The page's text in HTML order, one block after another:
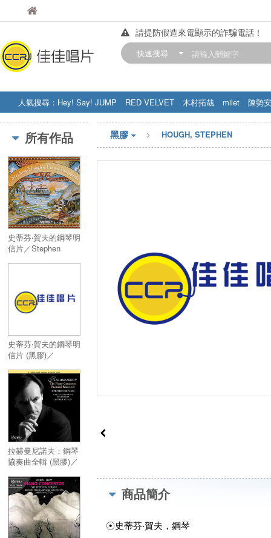
佳佳唱片
請提防假造來電顯示的詐騙電話！
【中華門市營業時間調整公告】
快速搜尋
人氣搜尋： Hey! Say! JUMP RED VELVET 木村拓哉 milet
陳勢安
STRAY KIDS
盧廣仲 周杰伦
所有作品
史蒂芬‧賀夫的鋼琴明
信片／Stephen
史蒂芬‧賀夫的鋼琴明
信片 (黑膠)／
Musical Postcards
拉赫曼尼諾夫：鋼琴
協奏曲全輯 (黑膠)／
Piano
Concertos˙Paganini
Rhapdody (黑膠)
黑膠 HOUGH, STEPHEN
商品簡介
☉史蒂芬‧賀夫，鋼琴